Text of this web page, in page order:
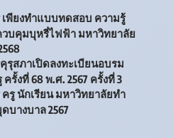
พียงทำแบบทดสอบ ความรู้
วบคุมบุหรี่ไฟฟ้า มหาวิทยาลัย
รุสภาเปิดลงทะเบียนอบรม
รั้งที่ 68 พ.ศ. 2567 ครั้งที่ 3
รู นักเรียน มหาวิทยาลัยทำ
บางบาล 2567